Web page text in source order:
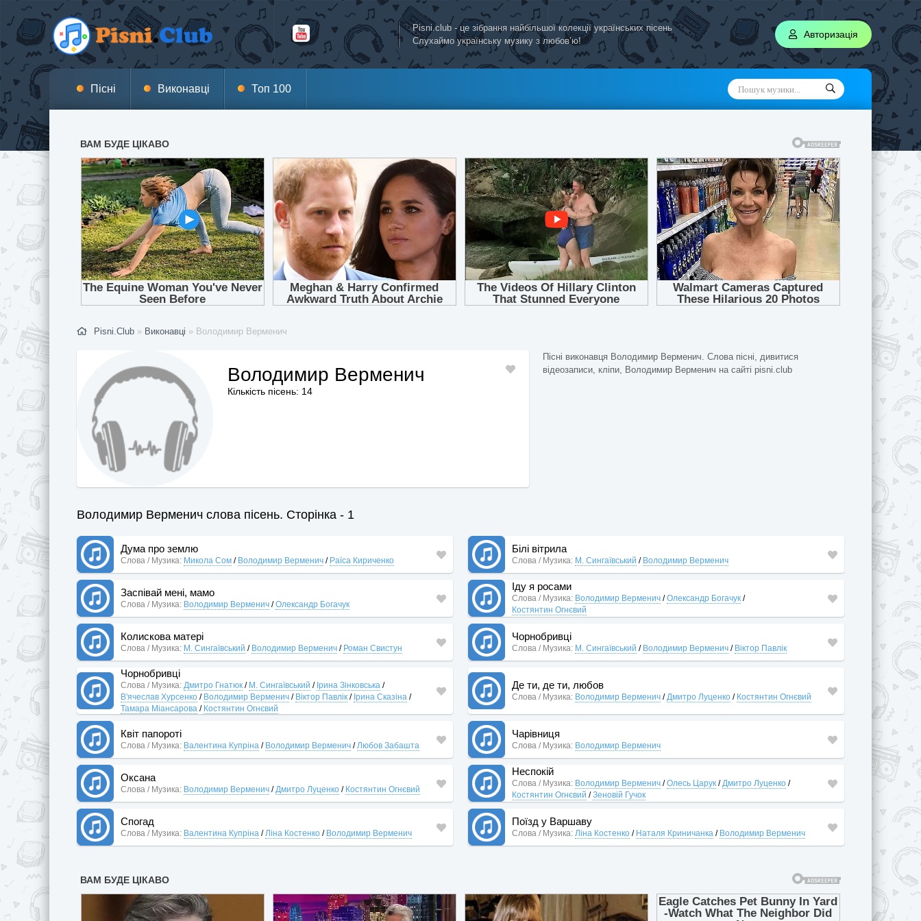
Pisni.club - це зібрання найбільшої колекції українських пісень
Слухаймо українську музику з любов’ю!
Авторизація
Пісні Виконавці Топ 100
Pisni.Club » Виконавці » Володимир Верменич
Володимир Верменич
Кількість пісень: 14
Пісні виконавця Володимир Верменич. Слова пісні, дивитися
відеозаписи, кліпи, Володимир Верменич на сайті pisni.club
Володимир Верменич слова пісень. Сторінка - 1
Дума про землю
Слова / Музика: Микола Сом / Володимир Верменич / Раїса Кириченко
Білі вітрила
Слова / Музика: М. Сингаївський / Володимир Верменич
Заспівай мені, мамо
Слова / Музика: Володимир Верменич /Олександр Богачук
Іду я росами
Слова / Музика: Володимир Верменич /Олександр Богачук /
Костянтин Огнєвий
Колискова матері
Слова / Музика: М. Сингаївський / Володимир Верменич / Роман Свистун
Чорнобривці
Слова / Музика: М. Сингаївський / Володимир Верменич / Віктор Павлік
Чорнобривці
Слова / Музика: Дмитро Гнатюк / М. Сингаївський / Ірина Зінковська /
В'ячеслав Хурсенко / Володимир Верменич / Віктор Павлік / Ірина Сказіна /
Тамара Міансарова / Костянтин Огнєвий
Де ти, де ти, любов
Слова / Музика: Володимир Верменич /Дмитро Луценко / Костянтин Огнєвий
Квіт папороті
Слова / Музика: Валентина Купріна / Володимир Верменич /Любов Забашта
Чарівниця
Слова / Музика: Володимир Верменич
Оксана
Слова / Музика: Володимир Верменич /Дмитро Луценко / Костянтин Огнєвий
Неспокій
Слова / Музика: Володимир Верменич /Олесь Царук /Дмитро Луценко /
Костянтин Огнєвий /Зеновій Гучок
Спогад
Слова / Музика: Валентина Купріна /Ліна Костенко / Володимир Верменич
Поїзд у Варшаву
Слова / Музика: Ліна Костенко / Наталя Криничанка / Володимир Верменич